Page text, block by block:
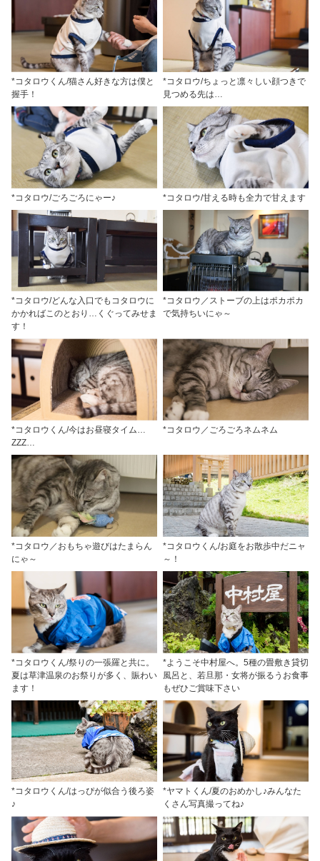
*コタロウくん/猫さん好きな方は僕と
握手！
*コタロウ/ちょっと凛々しい顔つきで
見つめる先は…
*コタロウ/ごろごろにゃー♪ *コタロウ/甘える時も全力で甘えます
*コタロウ/どんな入口でもコタロウに
かかればこのとおり…くぐってみせま
す！
*コタロウ／ストーブの上はポカポカ
で気持ちいにゃ～
*コタロウくん/今はお昼寝タイム…
ZZZ…
*コタロウ／ごろごろネムネム
*コタロウ／おもちゃ遊びはたまらん
にゃ～
*コタロウくん/お庭をお散歩中だニャ
～！
*コタロウくん/祭りの一張羅と共に。
夏は草津温泉のお祭りが多く、賑わい
ます！
*ようこそ中村屋へ。5種の畳敷き貸切
風呂と、若旦那・女将が振るうお食事
もぜひご賞味下さい
*コタロウくん/はっぴが似合う後ろ姿
♪
*ヤマトくん/夏のおめかし♪みんなた
くさん写真撮ってね♪